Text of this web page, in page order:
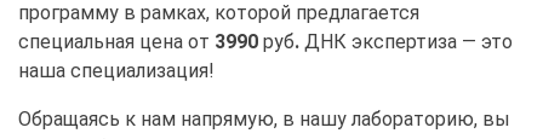
программу в рамках, которой предлагается
специальная цена от 3990 руб. ДНК экспертиза — это
наша специализация!
Обращаясь к нам напрямую, в нашу лабораторию, вы